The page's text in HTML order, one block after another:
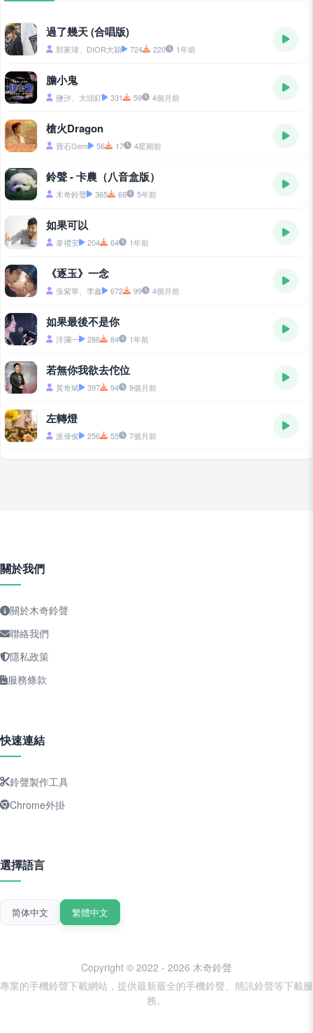
過了幾天 (合唱版)
郭家瑋、DIOR大穎 724 220 1年前
膽小鬼
鹽汐、大頭釘 331 59 4個月前
槍火Dragon
寶石Gem 56 17 4星期前
鈴聲 - 卡農（八音盒版）
木奇鈴聲 365 68 5年前
如果可以
韋禮安 204 64 1年前
《逐玉》一念
張紫寧、李鑫 672 99 4個月前
如果最後不是你
洋瀾一 288 84 1年前
若無你我欲去佗位
黃奇斌 397 94 9個月前
左轉燈
派偉俊 256 55 7個月前
關於我們
關於木奇鈴聲
聯絡我們
隱私政策
服務條款
快速連結
鈴聲製作工具
Chrome外掛
選擇語言
简体中文 繁體中文
Copyright © 2022 - 2026 木奇鈴聲
專業的手機鈴聲下載網站，提供最新最全的手機鈴聲、簡訊鈴聲等下載服
務。